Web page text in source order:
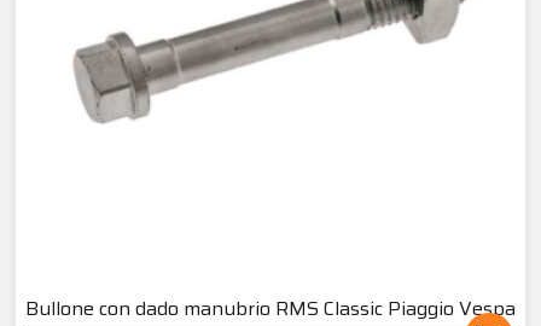
Bullone con dado manubrio RMS Classic Piaggio Vespa